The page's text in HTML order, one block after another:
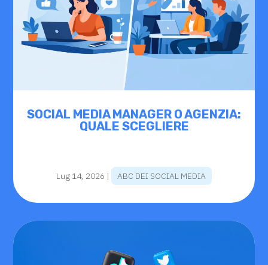
SOCIAL MEDIA MANAGER O AGENZIA:
QUALE SCEGLIERE
Lug 14, 2026 | ABC DEI SOCIAL MEDIA